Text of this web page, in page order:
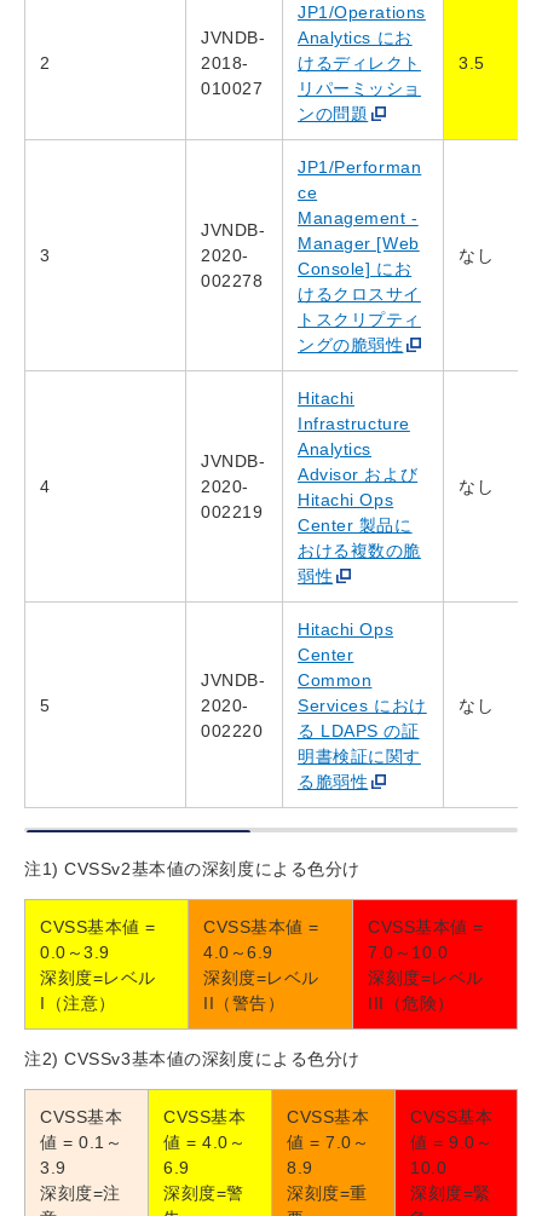
2
JVNDB-
2018-
010027
JP1/Operations
Analytics にお
けるディレクト
リパーミッショ
ンの問題
3.5
3
JVNDB-
2020-
002278
JP1/Performan
ce
Management -
Manager [Web
Console] にお
けるクロスサイ
トスクリプティ
ングの脆弱性
なし
4
JVNDB-
2020-
002219
Hitachi
Infrastructure
Analytics
Advisor および
Hitachi Ops
Center 製品に
おける複数の脆
弱性
なし
5
JVNDB-
2020-
002220
Hitachi Ops
Center
Common
Services におけ
る LDAPS の証
明書検証に関す
る脆弱性
なし
注1) CVSSv2基本値の深刻度による色分け
CVSS基本値 =
0.0～3.9
深刻度=レベル
I（注意）
CVSS基本値 =
4.0～6.9
深刻度=レベル
II（警告）
CVSS基本値 =
7.0～10.0
深刻度=レベル
III（危険）
注2) CVSSv3基本値の深刻度による色分け
CVSS基本
値 = 0.1～
3.9
深刻度=注
CVSS基本
値 = 4.0～
6.9
深刻度=警
CVSS基本
値 = 7.0～
8.9
深刻度=重
CVSS基本
値 = 9.0～
10.0
深刻度=緊